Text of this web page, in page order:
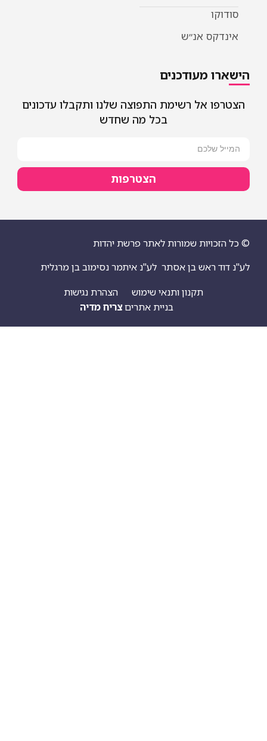
אנ״ש
אל רשימת התפוצה שלנו ותקבלו עדכונים
בכל מה שחדש
שמורות לאתר פרשת יהדות
בן אסתר לע"נ איתמר נסימוב בן מרגלית
תקנון ותנאי שימוש
הצהרת נגישות
צריח מדיה